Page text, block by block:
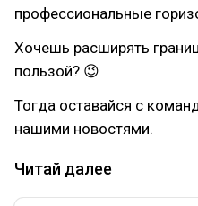
профессиональные
Хочешь расширять
пользой? 😉
Тогда оставайся с
нашими новостями.
Читай далее